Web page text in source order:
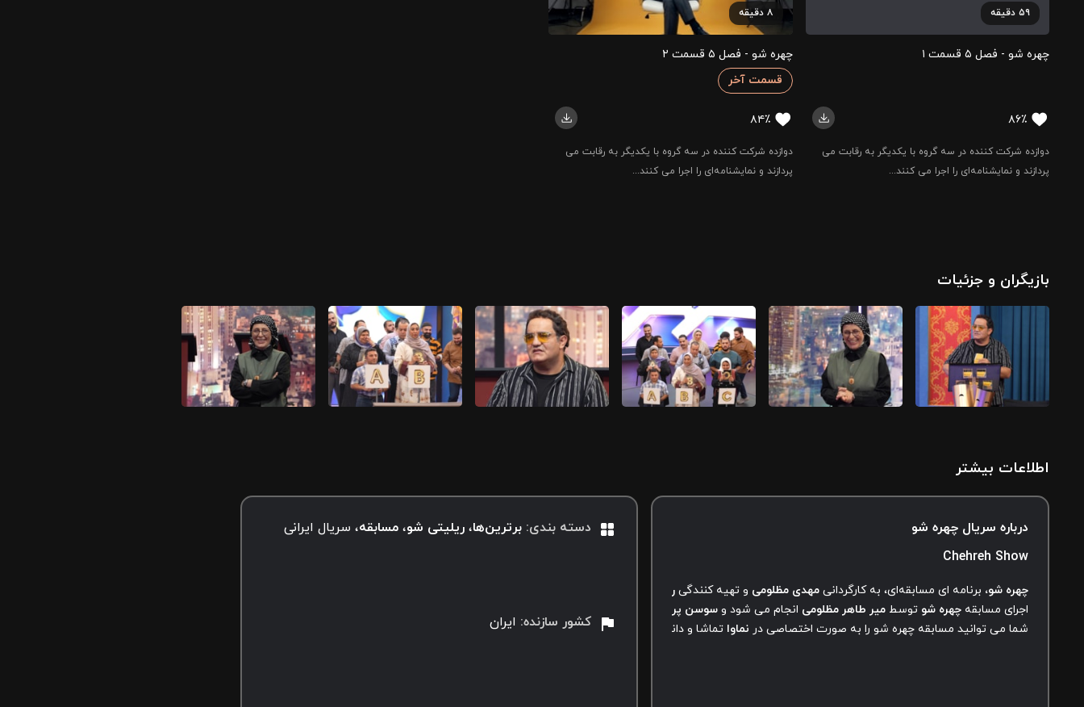
۵۹ دقیقه
چهره شو - فصل ۵ قسمت ۱
۸۶٪
دوازده شرکت کننده در سه گروه با یکدیگر به رقابت می
پردازند و نمایشنامه‌ای را اجرا می کنند...
۸ دقیقه
چهره شو - فصل ۵ قسمت ۲
قسمت آخر
۸۴٪
دوازده شرکت کننده در سه گروه با یکدیگر به رقابت می
پردازند و نمایشنامه‌ای را اجرا می کنند...
بازیگران و جزئیات
اطلاعات بیشتر
درباره سریال چهره شو
Chehreh Show
چهره شو، برنامه ای مسابقه‌ای، به کارگردانی مهدی مظلومی و تهیه کنندگی رسام ایده پردازان خلاق
اجرای مسابقه چهره شو توسط میر طاهر مظلومی انجام می شود و سوسن پرور
شما می توانید مسابقه چهره شو را به صورت اختصاصی در نماوا تماشا و دانلود کنید.
دسته بندی: برترین‌‌ها ریلیتی شو مسابقه سریال ایرانی
کشور سازنده: ایران